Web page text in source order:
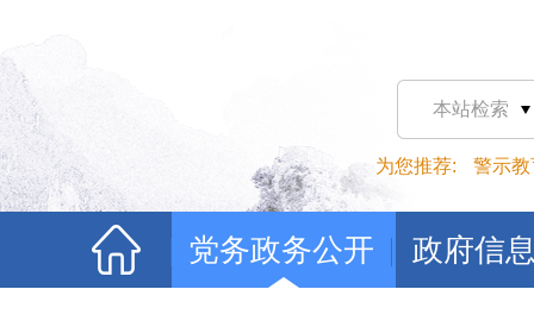
本站检索
为您推荐: 警示教
党务政务公开 政府信